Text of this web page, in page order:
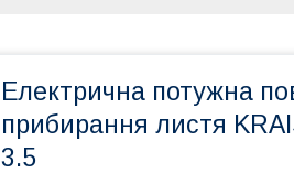
Електрична потужна
прибирання листя
3.5